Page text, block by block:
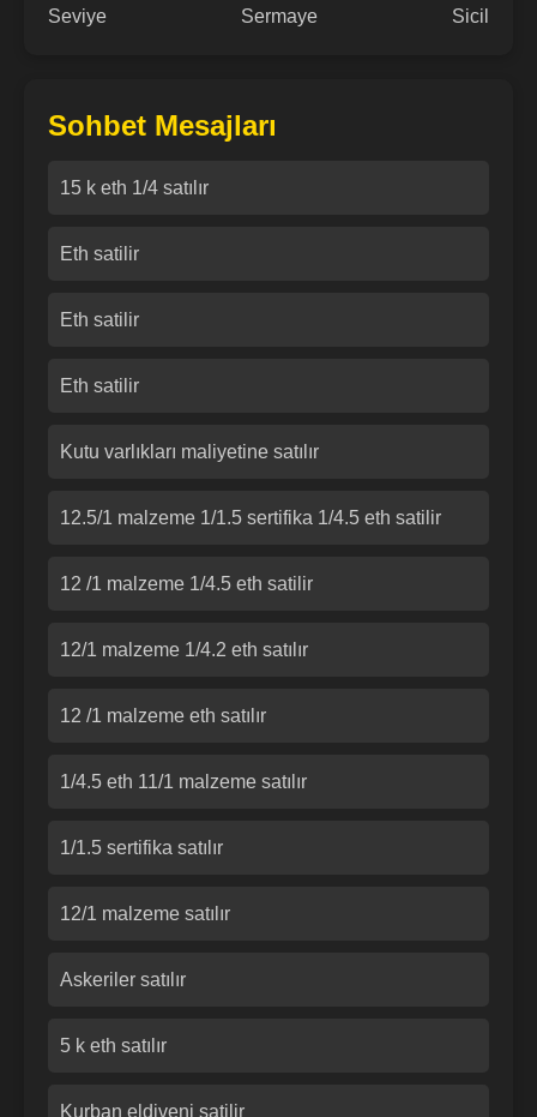
Seviye Sermaye Sicil
Sohbet Mesajları
15 k eth 1/4 satılır
Eth satilir
Eth satilir
Eth satilir
Kutu varlıkları maliyetine satılır
12.5/1 malzeme 1/1.5 sertifika 1/4.5 eth satilir
12 /1 malzeme 1/4.5 eth satilir
12/1 malzeme 1/4.2 eth satılır
12 /1 malzeme eth satılır
1/4.5 eth 11/1 malzeme satılır
1/1.5 sertifika satılır
12/1 malzeme satılır
Askeriler satılır
5 k eth satılır
Kurban eldiveni satilir